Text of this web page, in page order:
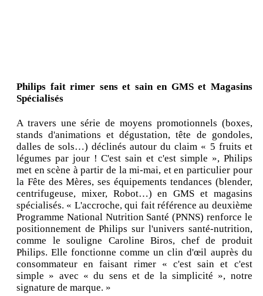
Philips fait rimer sens et sain en GMS et Magasins
Spécialisés
A travers une série de moyens promotionnels (boxes,
stands d'animations et dégustation, tête de gondoles,
dalles de sols…) déclinés autour du claim « 5 fruits et
légumes par jour ! C'est sain et c'est simple », Philips
met en scène à partir de la mi-mai, et en particulier pour
la Fête des Mères, ses équipements tendances (blender,
centrifugeuse, mixer, Robot…) en GMS et magasins
spécialisés. « L'accroche, qui fait référence au deuxième
Programme National Nutrition Santé (PNNS) renforce le
positionnement de Philips sur l'univers santé-nutrition,
comme le souligne Caroline Biros, chef de produit
Philips. Elle fonctionne comme un clin d'œil auprès du
consommateur en faisant rimer « c'est sain et c'est
simple » avec « du sens et de la simplicité », notre
signature de marque. »